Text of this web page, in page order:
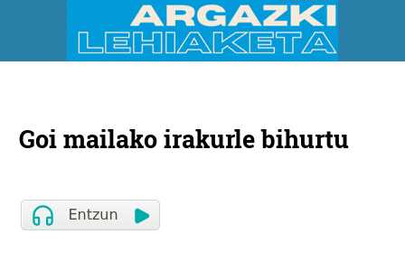
Goi mailako irakurle bihurtu